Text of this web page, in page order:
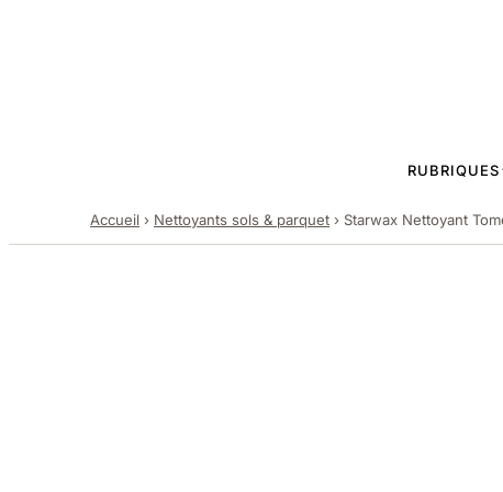
RUBRIQUES
Accueil › Nettoyants sols & parquet › Starwax Nettoyant